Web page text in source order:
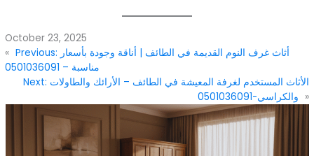
October 23, 2025
« Previous: أثاث غرف النوم القديمة في الطائف | أناقة وجودة بأسعار
مناسبة – 0501036091
Next: الأثاث المستخدم لغرفة المعيشة في الطائف – الأرائك والطاولات
والكراسي-0501036091 »